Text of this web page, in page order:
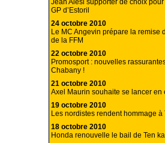
Jean Alesi supporter de choix
GP d’Estoril
24 octobre 2010
Le MC Angevin prépare la remise
de la FFM
22 octobre 2010
Promosport : nouvelles
Chabany !
21 octobre 2010
Axel Maurin souhaite se lancer en
19 octobre 2010
Les nordistes rendent hommage à
18 octobre 2010
Honda renouvelle le bail de Ten